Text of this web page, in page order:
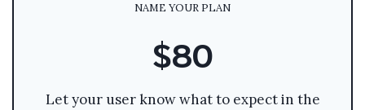
NAME YOUR PLAN
$80
Let your user know what to expect in the